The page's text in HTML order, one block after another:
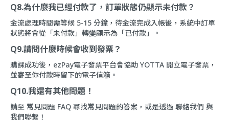
Q8.為什麼我已經付款了，訂單狀態仍顯示未付款？
金流處理時間需等候 5-15 分鐘，待金流完成入帳後，系統中訂單
狀態將會從「未付款」轉變顯示為「已付款」。
Q9.請問什麼時候會收到發票？
購課成功後，ezPay電子發票平台會協助 YOTTA 開立電子發票，
並寄至你付款時留下的電子信箱。
Q10.我還有其他問題！
請至 常見問題 FAQ 尋找常見問題的答案，或是透過 聯絡我們 與
我們聯繫！